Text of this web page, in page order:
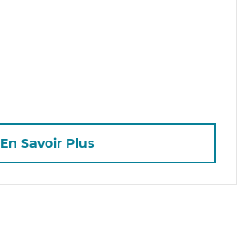
En Savoir Plus